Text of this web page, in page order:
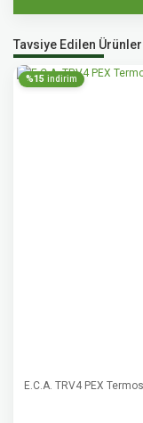
Tavsiye Edilen Ürünler
%15 indirim
E.C.A. TRV4 PEX